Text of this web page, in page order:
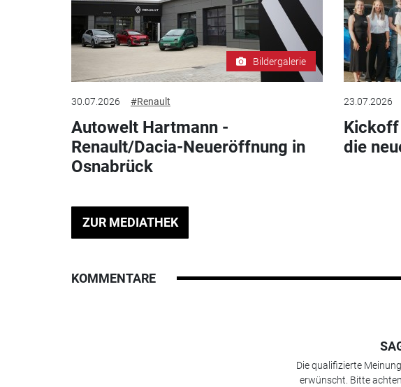
Bildergalerie
30.07.2026 #Renault
Autowelt Hartmann -
Renault/Dacia-Neueröffnung in
Osnabrück
23.07.2026
Kickoff
die
ZUR MEDIATHEK
KOMMENTARE
Die qualifizierte
erwünscht. Bitte